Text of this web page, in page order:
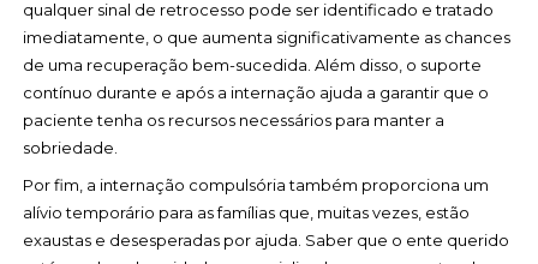
qualquer sinal de retrocesso pode ser identificado e tratado
imediatamente, o que aumenta significativamente as chances
de uma recuperação bem-sucedida. Além disso, o suporte
contínuo durante e após a internação ajuda a garantir que o
paciente tenha os recursos necessários para manter a
sobriedade.
Por fim, a internação compulsória também proporciona um
alívio temporário para as famílias que, muitas vezes, estão
exaustas e desesperadas por ajuda. Saber que o ente querido